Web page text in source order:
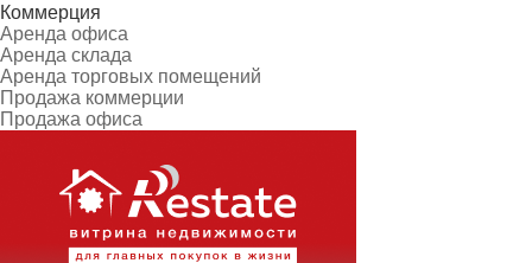
Коммерция
Аренда офиса
Аренда склада
Аренда торговых помещений
Продажа коммерции
Продажа офиса